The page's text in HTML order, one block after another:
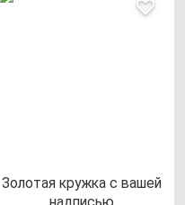
Золо­тая круж­ка с ва­шей
над­писью